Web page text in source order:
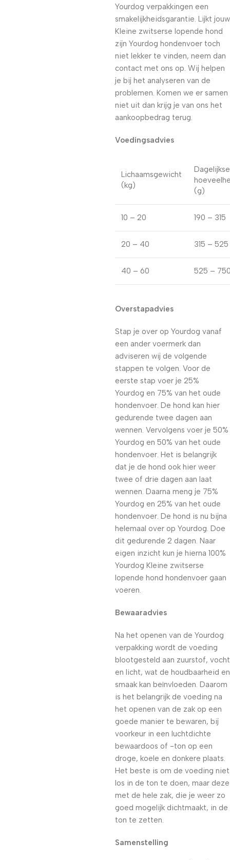
Yourdog verpakkingen een
smakelijkheidsgarantie. Lijkt jouw
Kleine zwitserse lopende hond
zijn Yourdog hondenvoer toch
niet lekker te vinden, neem dan
contact met ons op. Wij helpen
je bij het analyseren van de
problemen. Komen we er samen
niet uit dan krijg je van ons het
aankoopbedrag terug.
Voedingsadvies
Lichaamsgewicht
(kg)
Dagelijkse
(g)
10 – 20 190 – 315
20 – 40 315 – 525
40 – 60 525 –
Overstapadvies
Stap je over op Yourdog vanaf
een ander voermerk dan
adviseren wij de volgende
stappen te volgen. Voor de
eerste stap voer je 25%
Yourdog en 75% van het oude
hondenvoer. De hond kan hier
gedurende twee dagen aan
wennen. Vervolgens voer je 50%
Yourdog en 50% van het oude
hondenvoer. Het is belangrijk
dat je de hond ook hier weer
twee of drie dagen aan laat
wennen. Daarna meng je 75%
Yourdog en 25% van het oude
hondenvoer. De hond is nu bijna
helemaal over op Yourdog. Doe
dit gedurende 2 dagen. Naar
eigen inzicht kun je hierna 100%
Yourdog Kleine zwitserse
lopende hond hondenvoer gaan
voeren.
Bewaaradvies
Na het openen van de Yourdog
verpakking wordt de voeding
blootgesteld aan zuurstof, vocht
en licht, wat de houdbaarheid en
smaak kan beïnvloeden. Daarom
is het belangrijk de voeding na
het openen van de zak op een
goede manier te bewaren, bij
voorkeur in een luchtdichte
bewaardoos of -ton op een
droge, koele en donkere plaats.
Het beste is om de voeding niet
los in de ton te doen, maar deze
met de hele zak, die je weer zo
goed mogelijk dichtmaakt, in de
ton te zetten.
Samenstelling